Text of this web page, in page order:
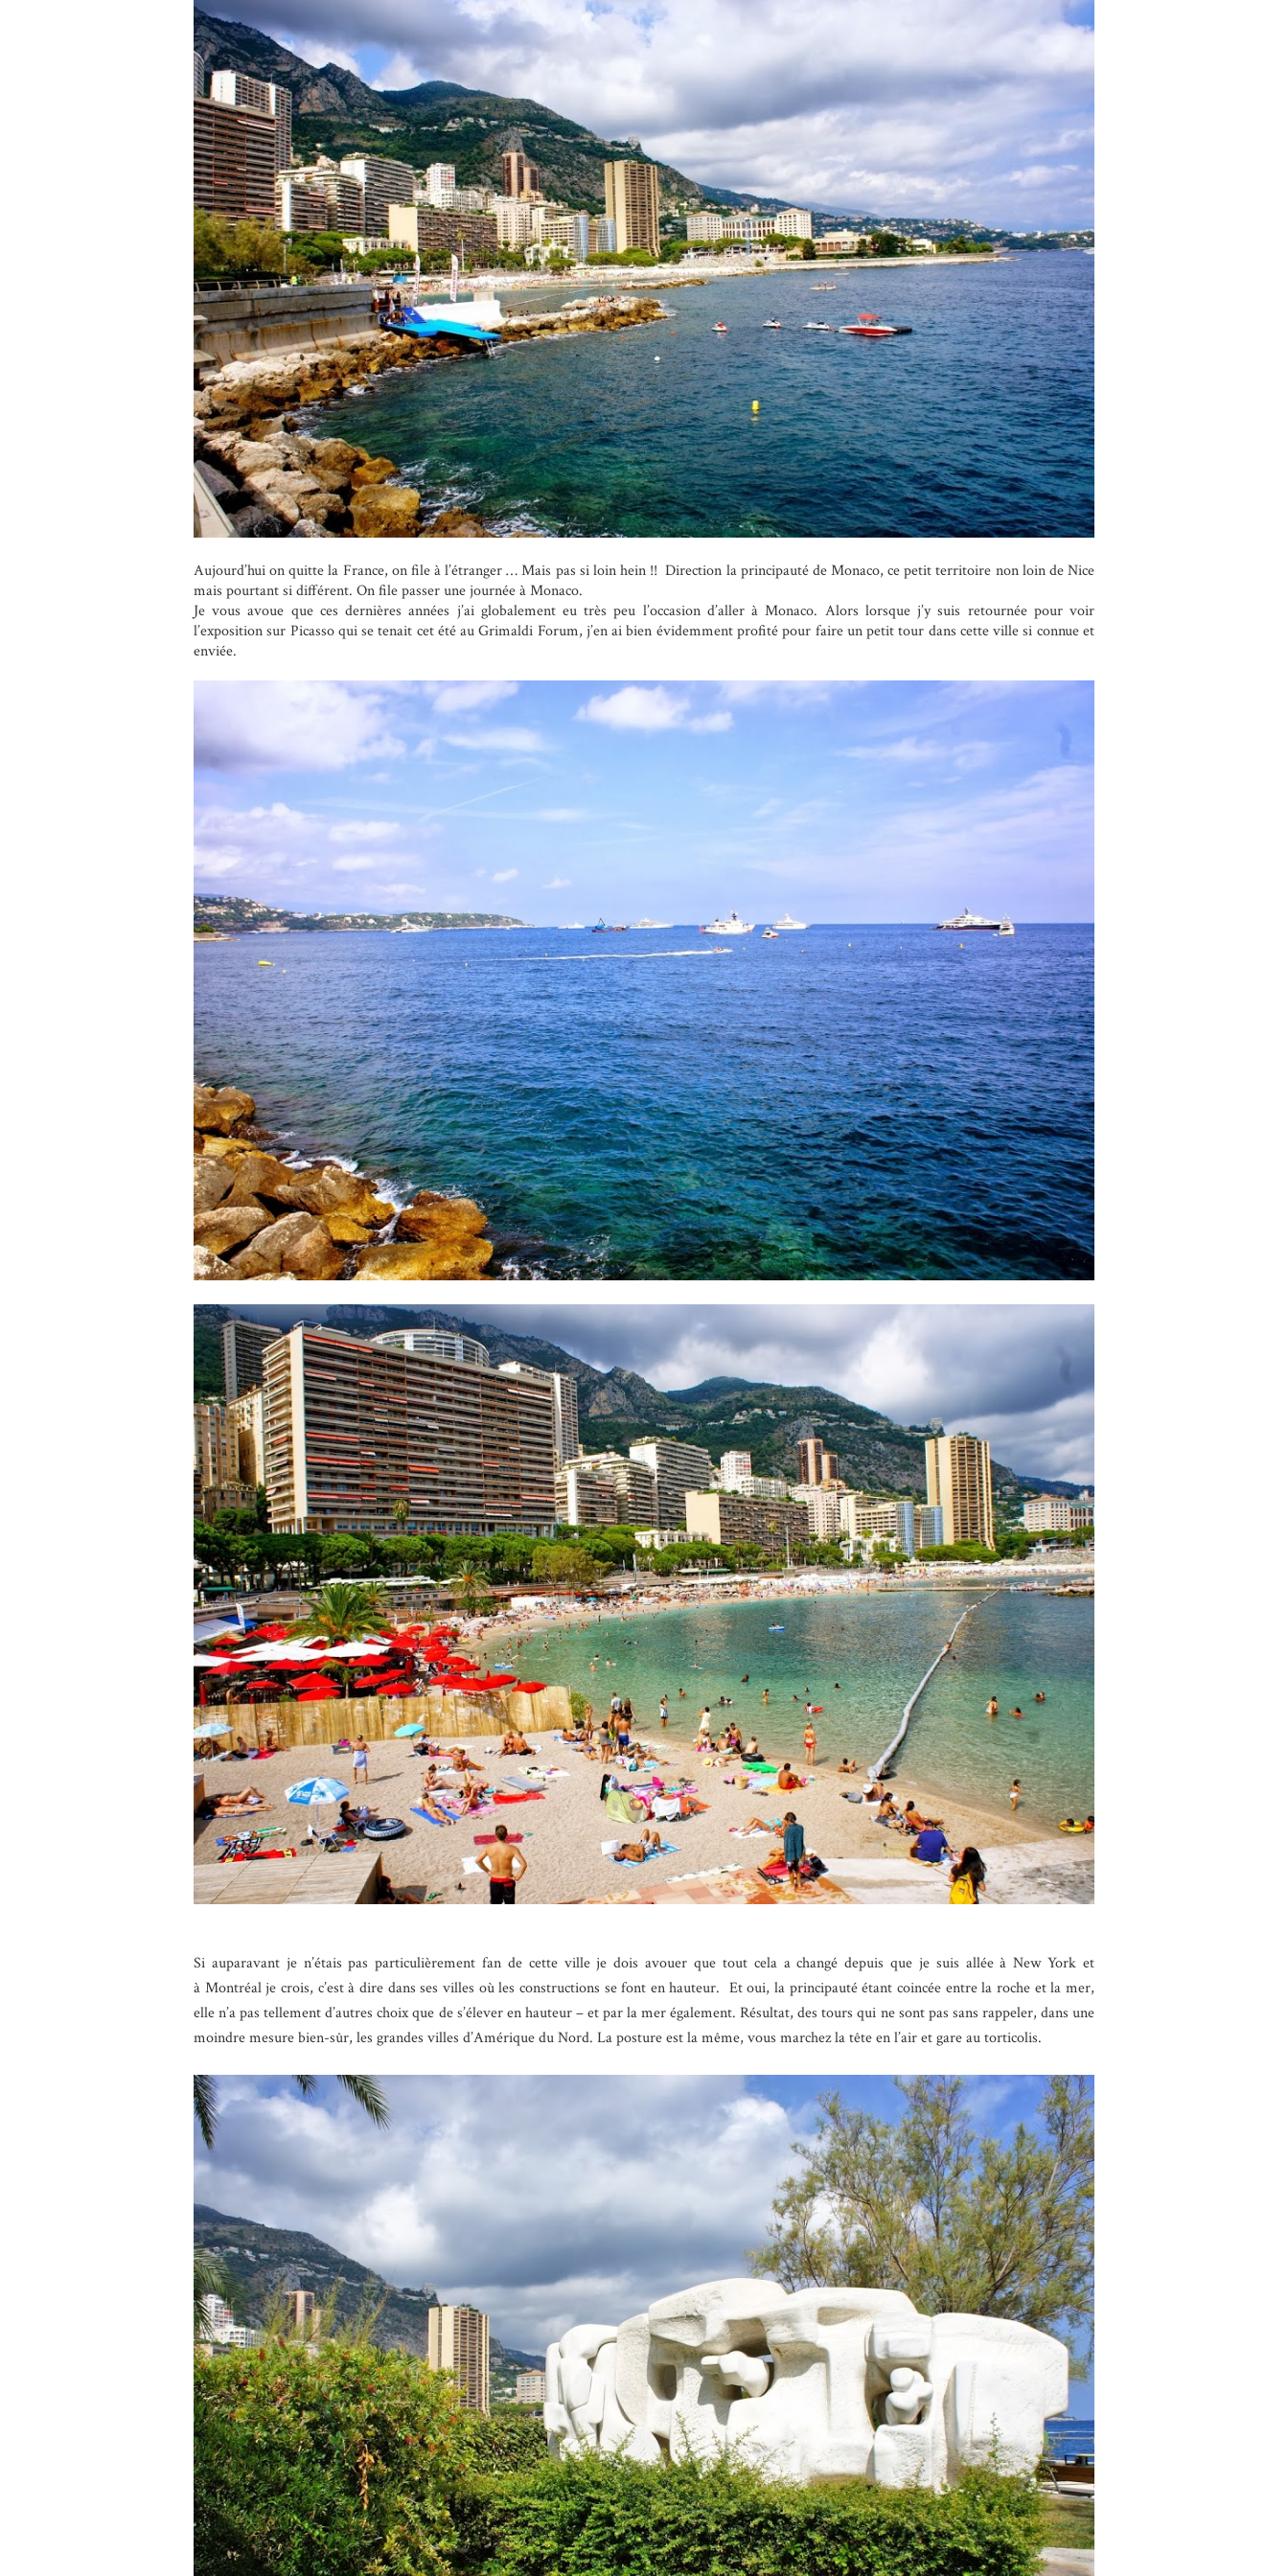
Aujourd’hui on quitte la France, on file à l’étranger … Mais pas si loin hein !! Direction la principauté de Monaco, ce petit territoire non loin de Nice
mais pourtant si différent. On file passer une journée à Monaco.
Je vous avoue que ces dernières années j’ai globalement eu très peu l’occasion d’aller à Monaco. Alors lorsque j’y suis retournée pour voir
l’exposition sur Picasso qui se tenait cet été au Grimaldi Forum, j’en ai bien évidemment profité pour faire un petit tour dans cette ville si connue et
enviée.
Si auparavant je n’étais pas particulièrement fan de cette ville je dois avouer que tout cela a changé depuis que je suis allée à New York et
à Montréal je crois, c’est à dire dans ses villes où les constructions se font en hauteur. Et oui, la principauté étant coincée entre la roche et la mer,
elle n’a pas tellement d’autres choix que de s’élever en hauteur – et par la mer également. Résultat, des tours qui ne sont pas sans rappeler, dans une
moindre mesure bien-sûr, les grandes villes d’Amérique du Nord. La posture est la même, vous marchez la tête en l’air et gare au torticolis.